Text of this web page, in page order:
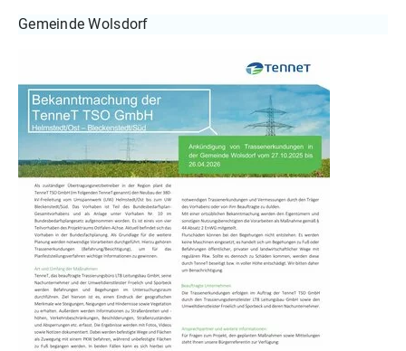
Gemeinde Wolsdorf